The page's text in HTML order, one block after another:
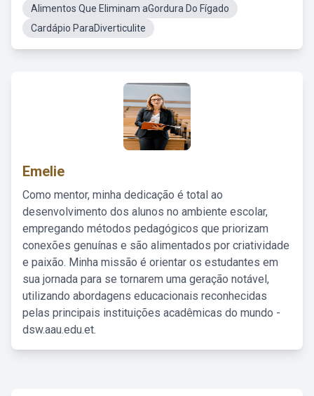
Alimentos Que Eliminam aGordura Do Fígado
Cardápio ParaDiverticulite
Emelie
Como mentor, minha dedicação é total ao
desenvolvimento dos alunos no ambiente escolar,
empregando métodos pedagógicos que priorizam
conexões genuínas e são alimentados por criatividade
e paixão. Minha missão é orientar os estudantes em
sua jornada para se tornarem uma geração notável,
utilizando abordagens educacionais reconhecidas
pelas principais instituições acadêmicas do mundo -
dsw.aau.edu.et.